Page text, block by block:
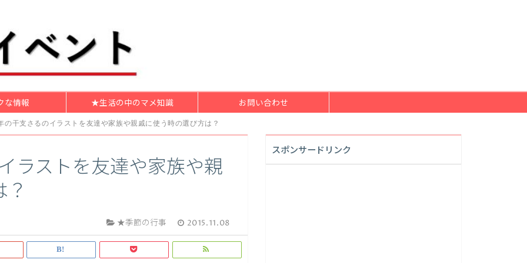
な情報 ★生活の中のマメ知識 お問い合わせ
の干支さるのイラストを友達や家族や親戚に使う時の選び方は？
ラストを友達や家族や親
★季節の行事 2015.11.08
スポンサードリンク